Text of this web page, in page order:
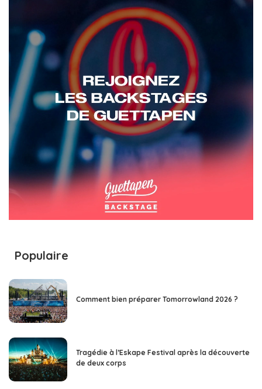
Populaire
Comment bien préparer Tomorrowland 2026 ?
Tragédie à l’Eskape Festival après la découverte
de deux corps